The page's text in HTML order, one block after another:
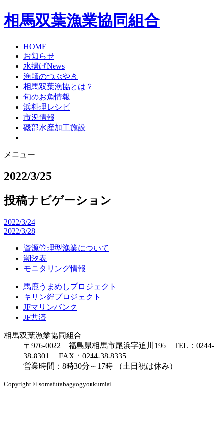
相馬双葉漁業協同組合
HOME
お知らせ
水揚げNews
漁師のつぶやき
相馬双葉漁協とは？
旬のお魚情報
浜料理レシピ
市況情報
磯部水産加工施設
メニュー
2022/3/25
投稿ナビゲーション
2022/3/24
2022/3/28
資源管理型漁業について
潮汐表
モニタリング情報
馬鹿うまめしプロジェクト
キリン絆プロジェクト
JFマリンバンク
JF共済
相馬双葉漁業協同組合
〒976-0022 福島県相馬市尾浜字追川196 TEL：0244-
38-8301 FAX：0244-38-8335
営業時間：8時30分～17時 （土日祝は休み）
Copyright © somafutabagyogyoukumiai